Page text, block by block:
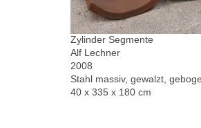
Zylinder Segmente
Alf Lechner
2008
Stahl massiv, gewalzt,
40 x 335 x 180 cm